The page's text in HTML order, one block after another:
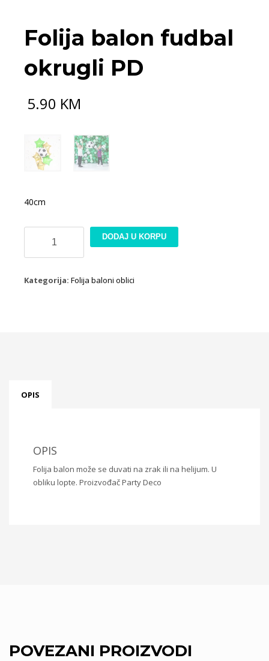
Folija balon fudbal
okrugli PD
5.90 KM
40cm
fudbal
PD
DODAJ U KORPU
Kategorija: Folija baloni oblici
OPIS
OPIS
Folija balon može se duvati na zrak ili na helijum. U
obliku lopte. Proizvođač Party Deco
POVEZANI PROIZVODI